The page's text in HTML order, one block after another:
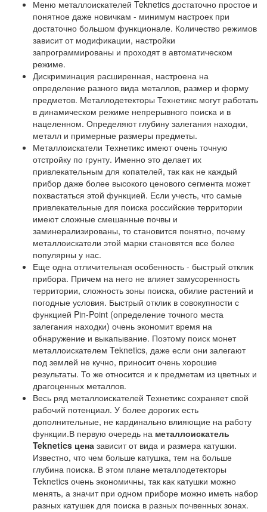
Меню металлоискателей Teknetics достаточно простое и
понятное даже новичкам - минимум настроек при
достаточно большом функционале. Количество режимов
зависит от модификации, настройки
запрограммированы и проходят в автоматическом
режиме.
Дискриминация расширенная, настроена на
определение разного вида металлов, размер и форму
предметов. Металлодетекторы Технетикс могут работать
в динамическом режиме непрерывного поиска и в
нацеленном. Определяют глубину залегания находки,
металл и примерные размеры предметы.
Металлоискатели Технетикс имеют очень точную
отстройку по грунту. Именно это делает их
привлекательным для копателей, так как не каждый
прибор даже более высокого ценового сегмента может
похвастаться этой функцией. Если учесть, что самые
привлекательные для поиска российские территории
имеют сложные смешанные почвы и
заминерализированы, то становится понятно, почему
металлоискатели этой марки становятся все более
популярны у нас.
Еще одна отличительная особенность - быстрый отклик
прибора. Причем на него не влияет замусоренность
территории, сложность зоны поиска, обилие растений и
погодные условия. Быстрый отклик в совокупности с
функцией Pin-Point (определение точного места
залегания находки) очень экономит время на
обнаружение и выкапывание. Поэтому поиск монет
металлоискателем Teknetics, даже если они залегают
под землей не кучно, приносит очень хорошие
результаты. То же относится и к предметам из цветных и
драгоценных металлов.
Весь ряд металлоискателей Технетикс сохраняет свой
рабочий потенциал. У более дорогих есть
дополнительные, не кардинально влияющие на работу
функции.В первую очередь на металлоискатель
Teknetics цена зависит от вида и размера катушки.
Известно, что чем больше катушка, тем на больше
глубина поиска. В этом плане металлодетекторы
Teknetics очень экономичны, так как катушки можно
менять, а значит при одном приборе можно иметь набор
разных катушек для поиска в разных почвенных зонах.